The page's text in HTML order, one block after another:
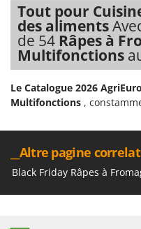
Tout pour
des aliments
de 54 Râpes à
Multifonctions
Le Catalogue 2026 AgriEuro
Multifonctions ,
__Altre pagine
Black Friday Râpes à